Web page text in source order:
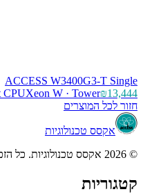
ACCESS
socket CPUXeon W · Tower
המוצרים
טכנולוגיות